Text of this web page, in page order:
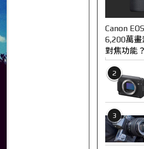
Canon
6,200萬畫
對焦功能？
2
3